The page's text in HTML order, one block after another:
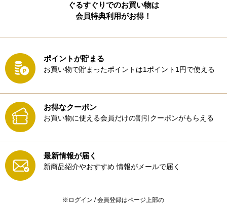
ぐるすぐりでのお買い物は
会員特典利用がお得！
ポイントが貯まる
お買い物で貯まったポイントは1ポイント1円で使える
お得なクーポン
お買い物に使える会員だけの割引クーポンがもらえる
最新情報が届く
新商品紹介やおすすめ 情報がメールで届く
※ログイン / 会員登録はページ上部の